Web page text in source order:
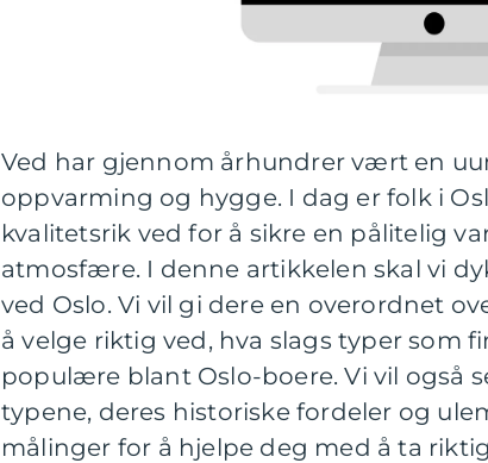
Ved har gjennom århundrer vært en
oppvarming og hygge. I dag er folk i
kvalitetsrik ved for å sikre en pålitelig
atmosfære. I denne artikkelen skal vi
ved Oslo. Vi vil gi dere en overordnet
å velge riktig ved, hva slags typer som
populære blant Oslo-boere. Vi vil også
typene, deres historiske fordeler og
målinger for å hjelpe deg med å ta